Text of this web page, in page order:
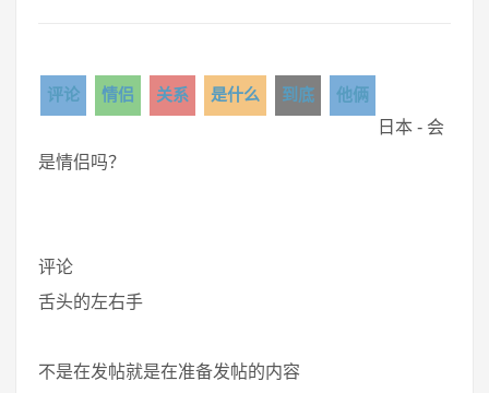
评论 情侣 关系 是什么 到底
他俩
日本 - 会
是情侣吗？
评论
舌头的左右手
不是在发帖就是在准备发帖的内容